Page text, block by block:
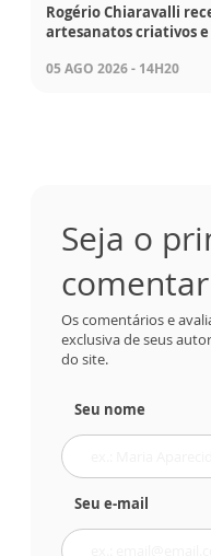
Rogério Chiaravalli
artesanatos criativos
05 AGO 2026 - 14H20
Seja o
comentar
Os comentários e
exclusiva de seus
do site.
Seu nome
Seu e-mail